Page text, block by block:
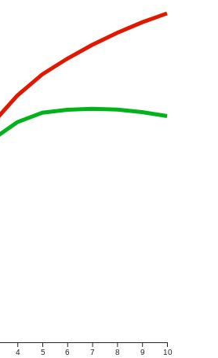
4 5 6 7 8 9 10